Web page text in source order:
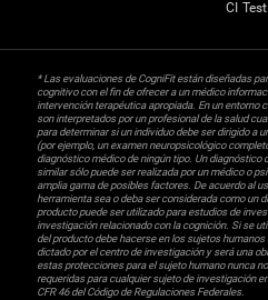
CI Test
* Las evaluaciones de CogniFit están diseñadas
cognitivo con el fin de ofrecer a un médico
intervención terapéutica apropiada. En un entorno
son interpretados por un profesional de la salud
para determinar si un individuo debe ser dirigido a
(por ejemplo, un examen neuropsicológico
diagnóstico médico de ningún tipo. Un diagnóstico
similar sólo puede ser realizada por un médico o
amplia gama de posibles factores. De acuerdo al
herramienta sea o deba ser considerada como un
producto puede ser utilizado para estudios de
investigación relacionado con la cognición. Si se
del producto debe hacerse en los sujetos
dictado por el centro de investigación y será una
estas protecciones para el sujeto humano nunca
requeridas para cualquier sujeto de investigación
CFR 46 del Código de Regulaciones Federales.